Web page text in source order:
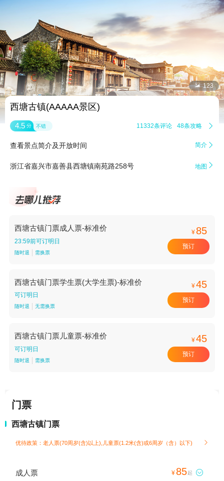
 123
西塘古镇(AAAAA景区)
4.5 分 不错 11332条评论 48条攻略 
查看景点简介及开放时间 简介 
浙江省嘉兴市嘉善县西塘镇南苑路258号 地图 
西塘古镇门票成人票-标准价
23:59前可订明日
随时退 需换票
¥ 85
预订
西塘古镇门票学生票(大学生票)-标准价
可订明日
随时退 无需换票
¥45
预订
西塘古镇门票儿童票-标准价
可订明日
随时退 需换票
¥45
预订
门票
西塘古镇门票
优待政策：老人票(70周岁(含)以上),儿童票(1.2米(含)或6周岁（含）以下) 
成人票 ¥ 85起 